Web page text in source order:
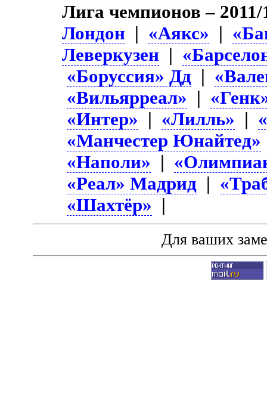
Лига чемпионов –
Лондон | «Аякс» |
Леверкузен |
«Боруссия» Дд |
«Вильярреал» |
«Интер» | «Лилль» |
«Манчестер Юнайтед»
«Наполи» |
«Реал» Мадрид |
«Шахтёр» |
Для ваших